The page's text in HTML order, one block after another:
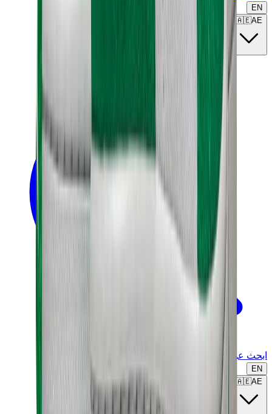
EN
🇦🇪AE
ابحث عن ماركة أو موديل...
EN
🇦🇪AE